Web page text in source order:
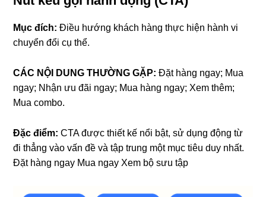
Mục đích: Điều hướng khách hàng thực hiện hành vi
chuyển đổi cụ thể.
CÁC NỘI DUNG THƯỜNG GẶP: Đặt hàng ngay; Mua
ngay; Nhận ưu đãi ngay; Mua hàng ngay; Xem thêm;
Mua combo.
Đặc điểm: CTA được thiết kế nổi bật, sử dụng động từ
đi thẳng vào vấn đề và tập trung một mục tiêu duy nhất.
Đặt hàng ngay Mua ngay Xem bộ sưu tập